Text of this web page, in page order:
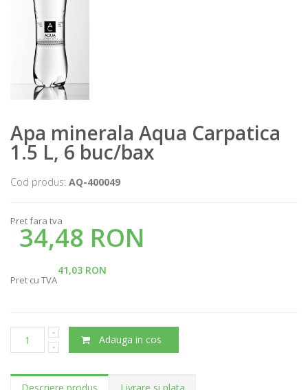
Apa minerala Aqua Carpatica
1.5 L, 6 buc/bax
Cod produs: AQ-400049
Pret fara tva
34,48 RON
41,03 RON
Pret cu TVA
Adauga in cos